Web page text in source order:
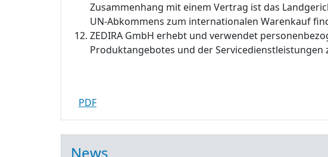
Zusammenhang mit einem Vertrag ist das
UN-Abkommens zum internationalen Warenkauf
ZEDIRA GmbH erhebt und verwendet
Produktangebotes und der Servicedienstleistungen
PDF
News